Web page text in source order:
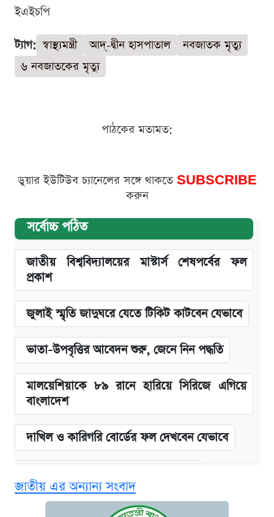
ইএইচপি
ট্যাগ: স্বাস্থ্যমন্ত্রী আদ্-দ্বীন হাসপাতাল
নবজাতক মৃত্যু
৬ নবজাতকের মৃত্যু
পাঠকের মতামত:
ডুয়ার ইউটিউব চ্যানেলের সঙ্গে থাকতে SUBSCRIBE
করুন
সর্বোচ্চ পঠিত
জাতীয় বিশ্ববিদ্যালয়ের মাস্টার্স শেষপর্বের ফল
প্রকাশ
জুলাই স্মৃতি জাদুঘরে যেতে টিকিট কাটবেন যেভাবে
ভাতা-উপবৃত্তির আবেদন শুরু, জেনে নিন পদ্ধতি
মালয়েশিয়াকে ৮৯ রানে হারিয়ে সিরিজে এগিয়ে
বাংলাদেশ
দাখিল ও কারিগরি বোর্ডের ফল দেখবেন যেভাবে
এসএসসির ফল পুনঃনিরীক্ষণে আবেদন করবেন
জাতীয় এর অন্যান্য সংবাদ